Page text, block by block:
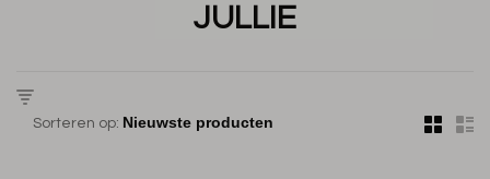
JULLIE
Sorteren op: